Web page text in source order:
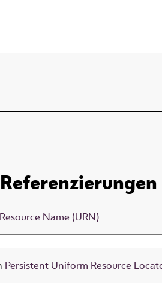
Name (URN)
Persistent Uniform Resource